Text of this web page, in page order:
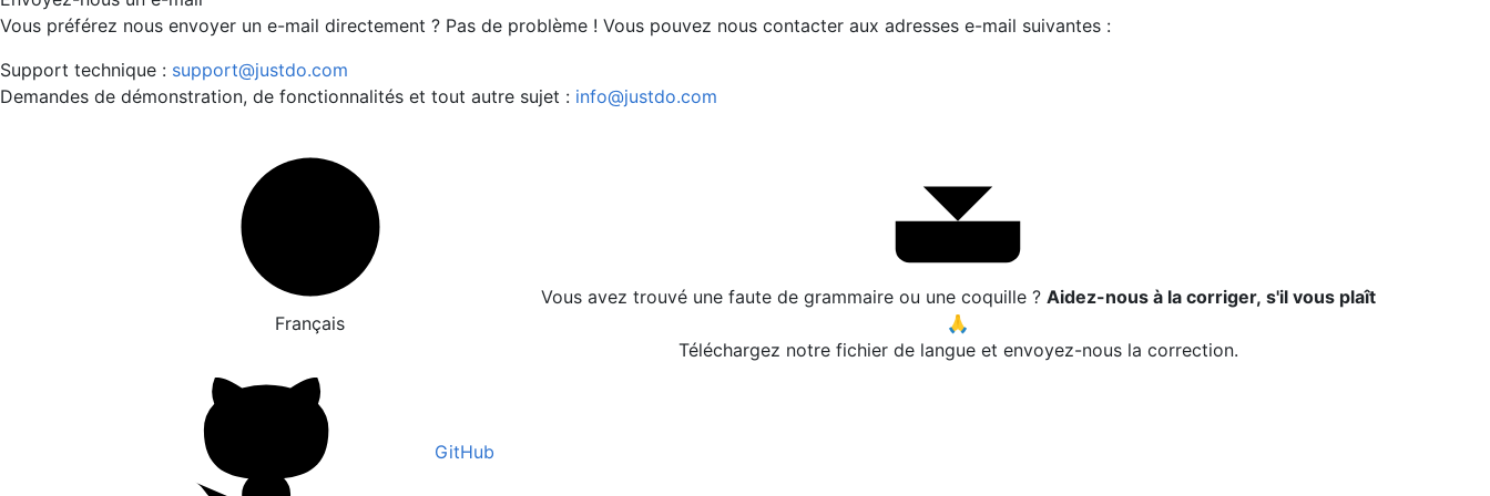
Vous préférez nous envoyer un e-mail directement ? Pas de problème ! Vous pouvez nous contacter aux adresses e-mail suivantes :
Support technique : support@justdo.com
Demandes de démonstration, de fonctionnalités et tout autre sujet : info@justdo.com
Français
Vous avez trouvé une faute de grammaire ou une coquille ? Aidez-nous à la corriger, s'il vous plaît
🙏
Téléchargez notre fichier de langue et envoyez-nous la correction.
GitHub